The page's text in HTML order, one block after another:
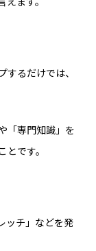
るだけでは、
「専門知識」を
です。
ッチ」などを発